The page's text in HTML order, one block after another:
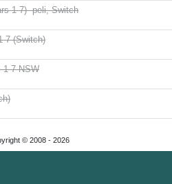
1-7) -peli, Switch
7 (Switch)
1-7 NSW
© 2008 - 2026